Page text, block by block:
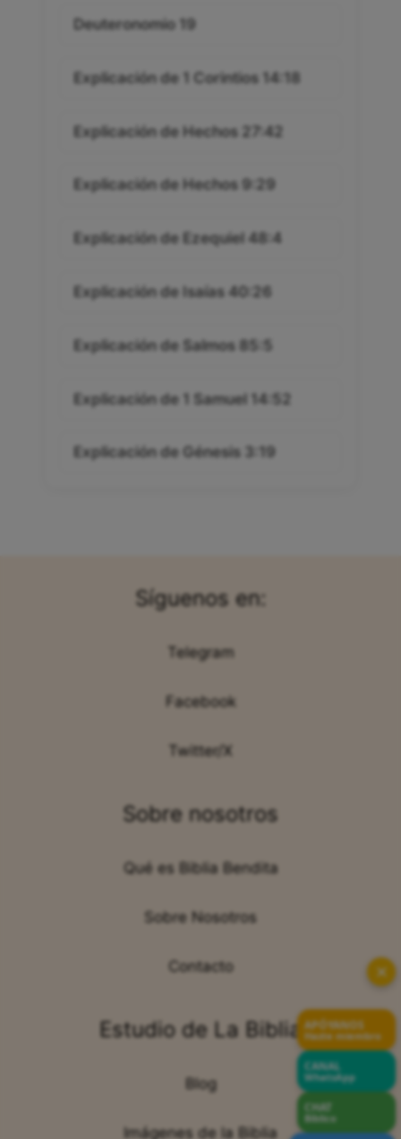
Deuteronomio 19
Explicación de 1 Corintios 14:18
Explicación de Hechos 27:42
Explicación de Hechos 9:29
Explicación de Ezequiel 48:4
Explicación de Isaías 40:26
Explicación de Salmos 85:5
Explicación de 1 Samuel 14:52
Explicación de Génesis 3:19
Síguenos en:
Telegram
Facebook
Twitter/X
Sobre nosotros
Qué es Biblia Bendita
Sobre Nosotros
Contacto
Estudio de La Biblia
Blog
Imágenes de la Biblia
✕
APÓYANOS
Hazte miembro
CANAL
WhatsApp
CHAT
Bíblico